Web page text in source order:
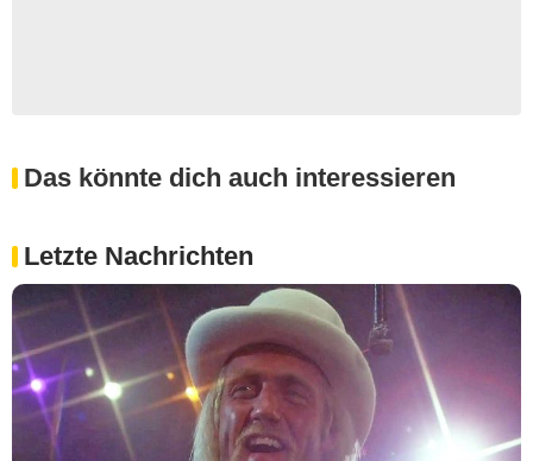
Das könnte dich auch interessieren
Letzte Nachrichten